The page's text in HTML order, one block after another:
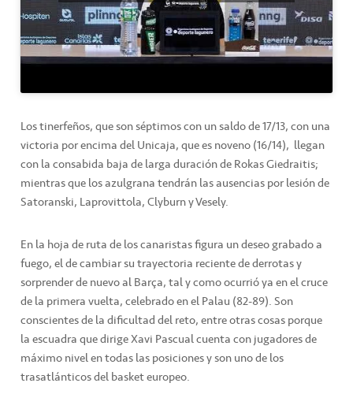
Los tinerfeños, que son séptimos con un saldo de 17/13, con una
victoria por encima del Unicaja, que es noveno (16/14), llegan
con la consabida baja de larga duración de Rokas Giedraitis;
mientras que los azulgrana tendrán las ausencias por lesión de
Satoranski, Laprovittola, Clyburn y Vesely.
En la hoja de ruta de los canaristas figura un deseo grabado a
fuego, el de cambiar su trayectoria reciente de derrotas y
sorprender de nuevo al Barça, tal y como ocurrió ya en el cruce
de la primera vuelta, celebrado en el Palau (82-89). Son
conscientes de la dificultad del reto, entre otras cosas porque
la escuadra que dirige Xavi Pascual cuenta con jugadores de
máximo nivel en todas las posiciones y son uno de los
trasatlánticos del basket europeo.